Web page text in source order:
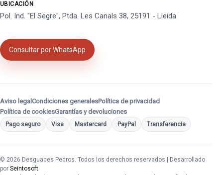
UBICACIÓN
Pol. Ind. "El Segre", Ptda. Les Canals 38, 25191 - Lleida
Consultar por WhatsApp
Aviso legal Condiciones generalesPolítica de privacidad
Política de cookiesGarantías y devoluciones
Pago seguro Visa Mastercard PayPal Transferencia
© 2026 Desguaces Pedros. Todos los derechos reservados | Desarrollado
por Seintosoft